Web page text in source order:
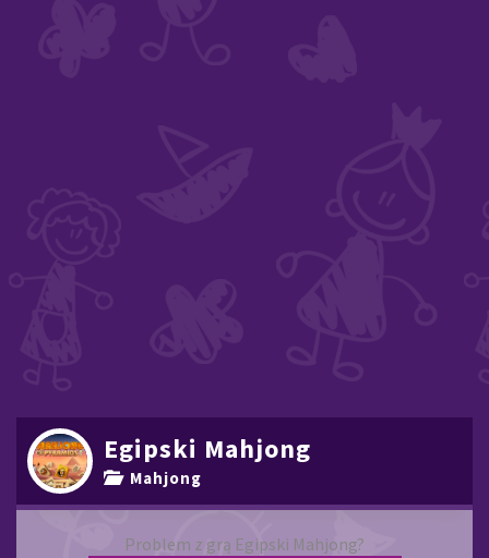
Egipski Mahjong
Mahjong
Problem z grą Egipski Mahjong?